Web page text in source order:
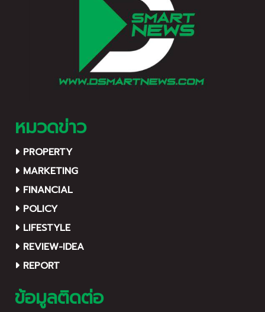
หมวดข่าว
PROPERTY
MARKETING
FINANCIAL
POLICY
LIFESTYLE
REVIEW-IDEA
REPORT
ข้อมูลติดต่อ